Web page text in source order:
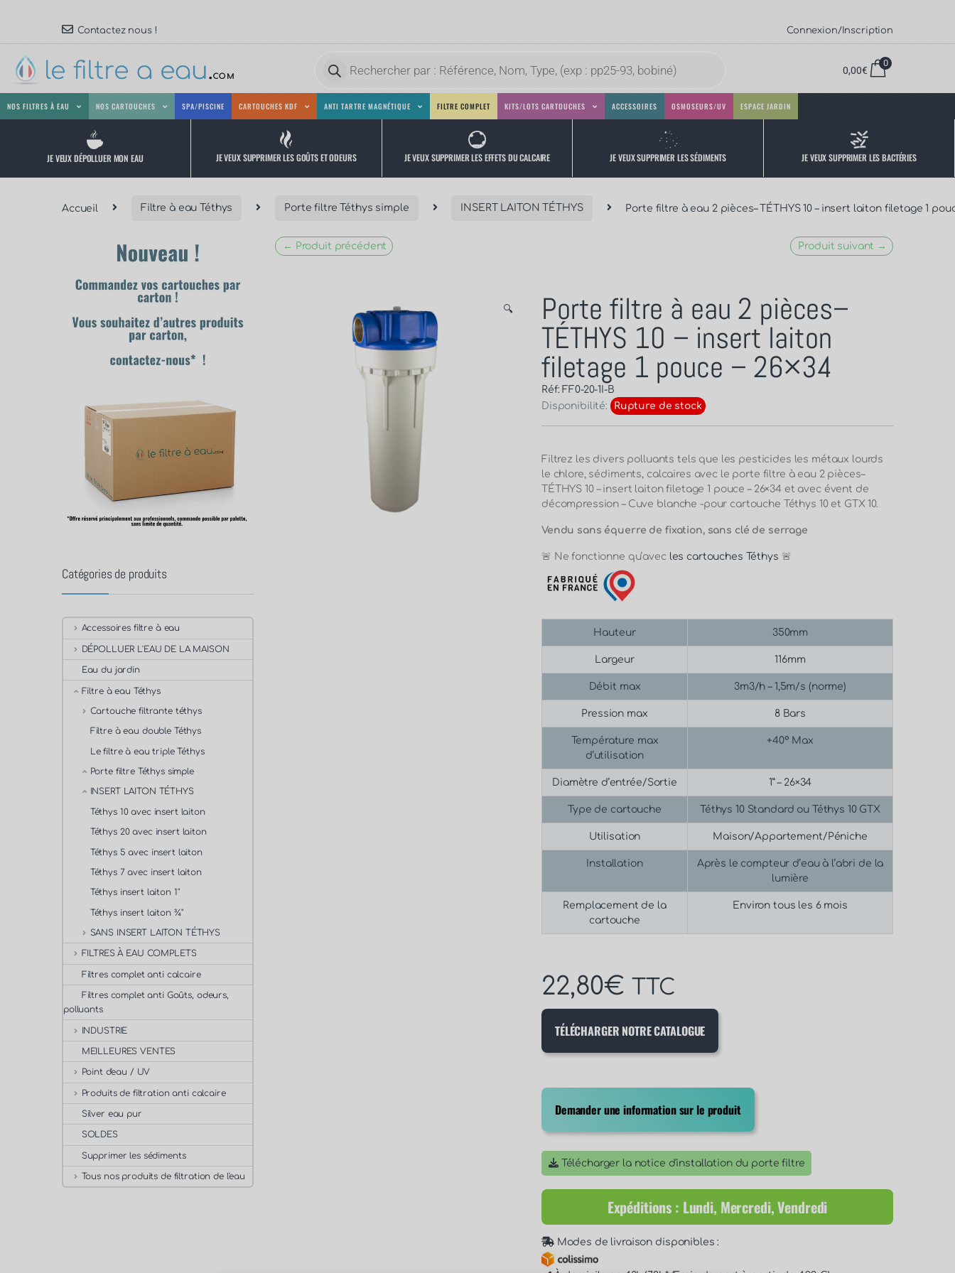
Contactez nous ! Connexion/Inscription
0,00€
0
NOS FILTRES À EAU NOS CARTOUCHES SPA/PISCINE CARTOUCHES KDF ANTI TARTRE MAGNÉTIQUE FILTRE COMPLET KITS/LOTS CARTOUCHES ACCESSOIRES OSMOSEURS/UV ESPACE JARDIN
JE VEUX DÉPOLLUER MON EAU JE VEUX SUPPRIMER LES GOÛTS ET ODEURS JE VEUX SUPPRIMER LES EFFETS DU CALCAIRE JE VEUX SUPPRIMER LES SÉDIMENTS JE VEUX SUPPRIMER LES BACTÉRIES
Accueil Filtre à eau Téthys Porte filtre Téthys simple INSERT LAITON TÉTHYS Porte filtre à eau 2 pièces– TÉTHYS 10 – insert laiton filetage 1
← Produit précédent Produit suivant →
🔍 Porte filtre à eau 2 pièces–
TÉTHYS 10 – insert laiton
filetage 1 pouce – 26×34
Réf: FF0-20-1I-B
Disponibilité:
Rupture de stock
Filtrez les divers polluants tels que les pesticides les métaux lourds
le chlore, sédiments, calcaires avec le porte filtre à eau 2 pièces–
TÉTHYS 10 – insert laiton filetage 1 pouce – 26×34 et avec évent de
décompression – Cuve blanche -pour cartouche Téthys 10 et GTX 10.
Vendu sans équerre de fixation, sans clé de serrage
🚨 Ne fonctionne qu’avec les cartouches Téthys 🚨
Hauteur 350mm
Largeur 116mm
Débit max 3m3/h – 1,5m/s (norme)
Pression max 8 Bars
Température max
d’utilisation
+40° Max
Diamètre d’entrée/Sortie 1” – 26×34
Type de cartouche Téthys 10 Standard ou Téthys 10 GTX
Utilisation Maison/Appartement/Péniche
Installation
Après le compteur d’eau à l’abri de la
lumière
Remplacement de la
cartouche
Environ tous les 6 mois
22,80€ TTC
TÉLÉCHARGER NOTRE CATALOGUE
Demander une information sur le produit
Télécharger la notice d'installation du porte filtre
Expéditions : Lundi, Mercredi, Vendredi
Modes de livraison disponibles :
Catégories de produits
Accessoires filtre à eau
DÉPOLLUER L'EAU DE LA MAISON
Eau du jardin
Filtre à eau Téthys
Cartouche filtrante téthys
Filtre à eau double Téthys
Le filtre à eau triple Téthys
Porte filtre Téthys simple
INSERT LAITON TÉTHYS
Téthys 10 avec insert laiton
Téthys 20 avec insert laiton
Téthys 5 avec insert laiton
Téthys 7 avec insert laiton
Téthys insert laiton 1"
Téthys insert laiton ¾"
SANS INSERT LAITON TÉTHYS
FILTRES À EAU COMPLETS
Filtres complet anti calcaire
Filtres complet anti Goûts, odeurs,
polluants
INDUSTRIE
MEILLEURES VENTES
Point d'eau / UV
Produits de filtration anti calcaire
Silver eau pur
SOLDES
Supprimer les sédiments
Tous nos produits de filtration de l'eau